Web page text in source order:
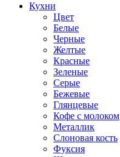
Кухни
Цвет
Белые
Черные
Желтые
Красные
Зеленые
Серые
Бежевые
Глянцевые
Кофе с молоком
Металлик
Слоновая кость
Фуксия